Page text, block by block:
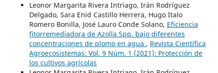
Leonor Margarita Rivera Intriago, Irán Rodríguez
Delgado, Sara Enid Castillo Herrera, Hugo Italo
Romero Bonilla, José Lauro Conde Solano, Eficiencia
fitorremediadora de Azolla Spp. bajo diferentes
concentraciones de plomo en agua , Revista Científica
Agroecosistemas: Vol. 9 Núm. 1 (2021): Protección de
los cultivos agrícolas